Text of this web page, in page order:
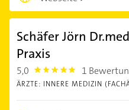
Schäfer Jörn
Praxis
5,0 5.0 1
ÄRZTE: INNERE MEDIZIN